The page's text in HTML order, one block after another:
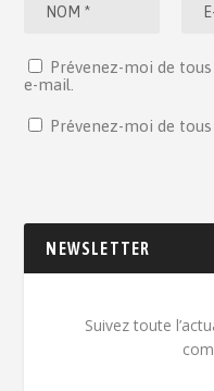
Prévenez-moi de
e-mail.
Prévenez-moi de
NEWSLETTER
Suivez toute